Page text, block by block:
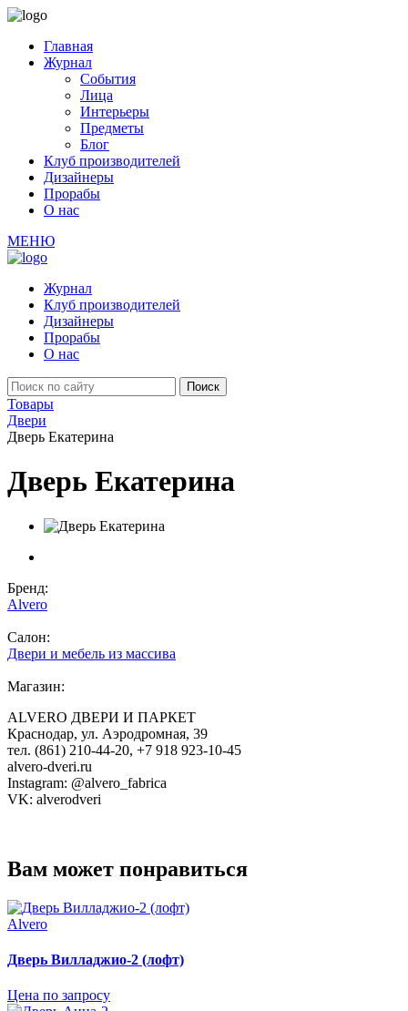
Главная
Журнал
События
Лица
Интерьеры
Предметы
Блог
Клуб производителей
Дизайнеры
Прорабы
О нас
МЕНЮ
Журнал
Клуб производителей
Дизайнеры
Прорабы
О нас
Товары
Двери
Дверь Екатерина
Дверь Екатерина
Бренд:
Alvero
Салон:
Двери и мебель из массива
Магазин:
ALVERO ДВЕРИ И ПАРКЕТ
Краснодар, ул. Аэродромная, 39
тел. (861) 210-44-20, +7 918 923-10-45
alvero-dveri.ru
Instagram: @alvero_fabrica
VK: alverodveri
Вам может понравиться
Alvero
Дверь Вилладжио-2 (лофт)
Цена по запросу